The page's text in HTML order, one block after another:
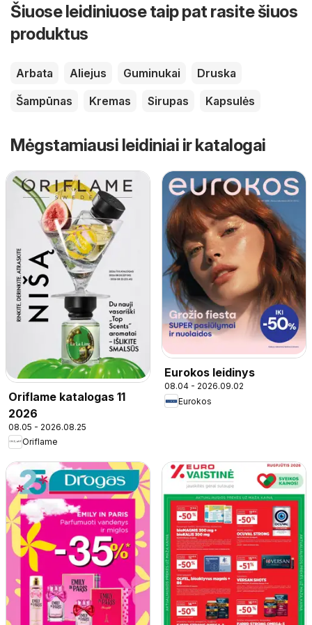
Šiuose leidiniuose taip pat rasite šiuos
produktus
Arbata Aliejus Guminukai
Druska
Šampūnas
Kremas Sirupas Kapsulės
Mėgstamiausi leidiniai ir katalogai
Oriflame katalogas 11
2026
08.05 - 2026.08.25
Oriflame
Eurokos leidinys
08.04 - 2026.09.02
Eurokos